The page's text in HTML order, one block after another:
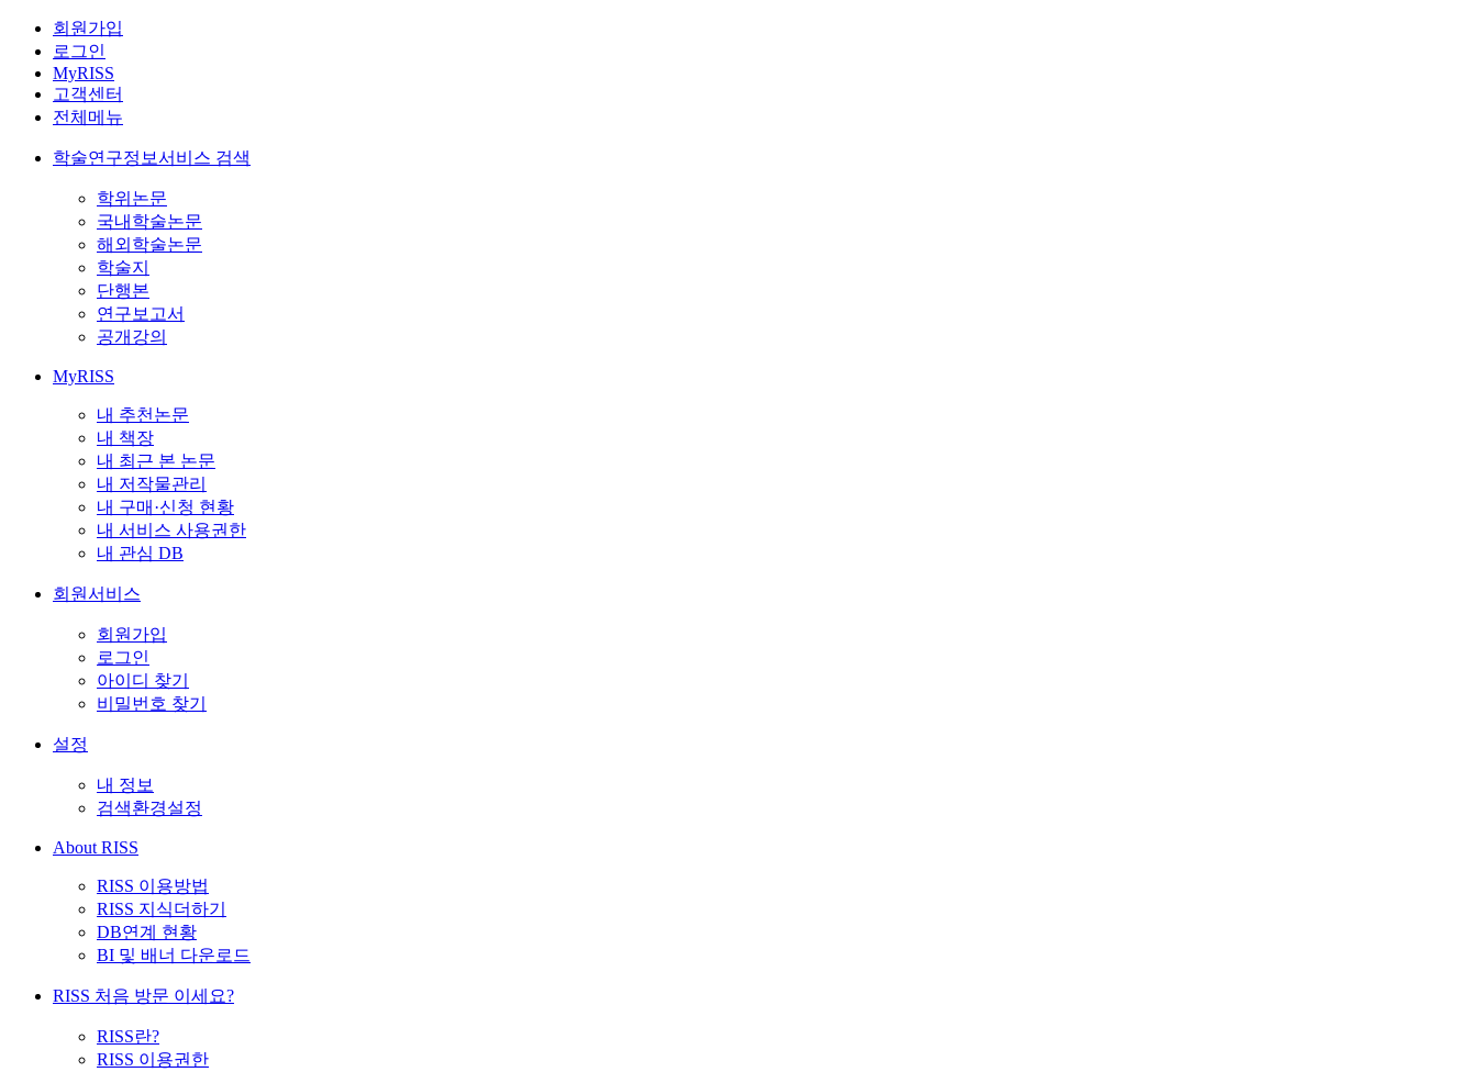
회원가입
로그인
MyRISS
고객센터
전체메뉴
학술연구정보서비스 검색
학위논문
국내학술논문
해외학술논문
학술지
단행본
연구보고서
공개강의
MyRISS
내 추천논문
내 책장
내 최근 본 논문
내 저작물관리
내 구매·신청 현황
내 서비스 사용권한
내 관심 DB
회원서비스
회원가입
로그인
아이디 찾기
비밀번호 찾기
설정
내 정보
검색환경설정
About RISS
RISS 이용방법
RISS 지식더하기
DB연계 현황
BI 및 배너 다운로드
RISS 처음 방문 이세요?
RISS란?
RISS 이용권한